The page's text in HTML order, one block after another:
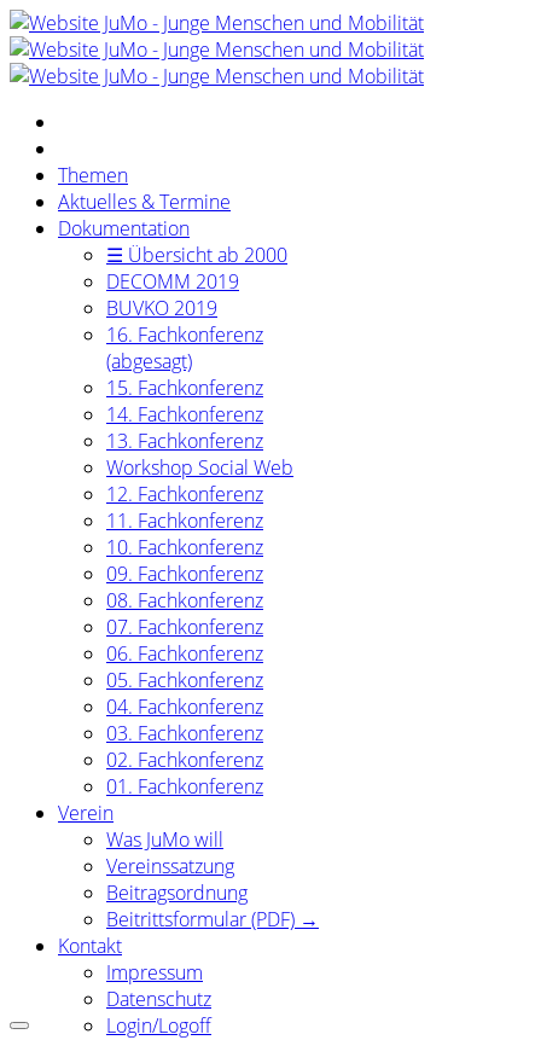
Themen
Aktuelles & Termine
Dokumentation
☰ Übersicht ab 2000
DECOMM 2019
BUVKO 2019
16. Fachkonferenz
(abgesagt)
15. Fachkonferenz
14. Fachkonferenz
13. Fachkonferenz
Workshop Social Web
12. Fachkonferenz
11. Fachkonferenz
10. Fachkonferenz
09. Fachkonferenz
08. Fachkonferenz
07. Fachkonferenz
06. Fachkonferenz
05. Fachkonferenz
04. Fachkonferenz
03. Fachkonferenz
02. Fachkonferenz
01. Fachkonferenz
Verein
Was JuMo will
Vereinssatzung
Beitragsordnung
Beitrittsformular (PDF) →
Kontakt
Impressum
Datenschutz
Login/Logoff